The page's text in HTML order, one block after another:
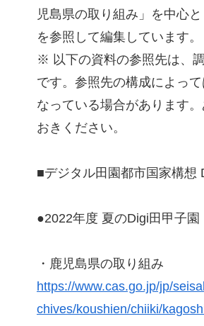
児島県の取り組み」を中心
を参照して編集しています。
※ 以下の資料の参照先は、
です。参照先の構成によっ
なっている場合があります
おきください。
■デジタル田園都市国家構想
●2022年度 夏のDigi田甲子園
・鹿児島県の取り組み
https://www.cas.go.jp/jp/
chives/koushien/chiiki/